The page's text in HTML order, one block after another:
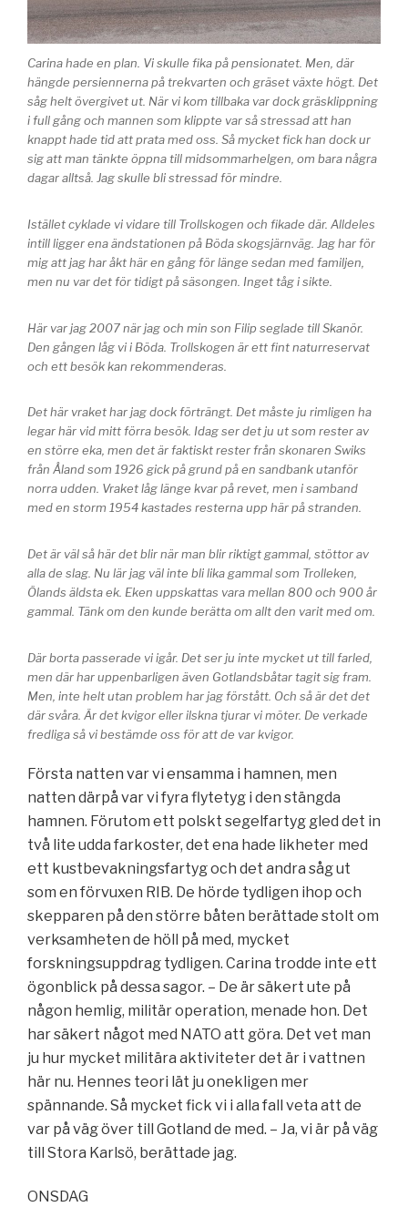
Carina hade en plan. Vi skulle fika på pensionatet. Men, där
hängde persiennerna på trekvarten och gräset växte högt. Det
såg helt övergivet ut. När vi kom tillbaka var dock gräsklippning
i full gång och mannen som klippte var så stressad att han
knappt hade tid att prata med oss. Så mycket fick han dock ur
sig att man tänkte öppna till midsommarhelgen, om bara några
dagar alltså. Jag skulle bli stressad för mindre.
Istället cyklade vi vidare till Trollskogen och fikade där. Alldeles
intill ligger ena ändstationen på Böda skogsjärnväg. Jag har för
mig att jag har åkt här en gång för länge sedan med familjen,
men nu var det för tidigt på säsongen. Inget tåg i sikte.
Här var jag 2007 när jag och min son Filip seglade till Skanör.
Den gången låg vi i Böda. Trollskogen är ett fint naturreservat
och ett besök kan rekommenderas.
Det här vraket har jag dock förträngt. Det måste ju rimligen ha
legar här vid mitt förra besök. Idag ser det ju ut som rester av
en större eka, men det är faktiskt rester från skonaren Swiks
från Åland som 1926 gick på grund på en sandbank utanför
norra udden. Vraket låg länge kvar på revet, men i samband
med en storm 1954 kastades resterna upp här på stranden.
Det är väl så här det blir när man blir riktigt gammal, stöttor av
alla de slag. Nu lär jag väl inte bli lika gammal som Trolleken,
Ölands äldsta ek. Eken uppskattas vara mellan 800 och 900 år
gammal. Tänk om den kunde berätta om allt den varit med om.
Där borta passerade vi igår. Det ser ju inte mycket ut till farled,
men där har uppenbarligen även Gotlandsbåtar tagit sig fram.
Men, inte helt utan problem har jag förstått. Och så är det det
där svåra. Är det kvigor eller ilskna tjurar vi möter. De verkade
fredliga så vi bestämde oss för att de var kvigor.
Första natten var vi ensamma i hamnen, men
natten därpå var vi fyra flytetyg i den stängda
hamnen. Förutom ett polskt segelfartyg gled det in
två lite udda farkoster, det ena hade likheter med
ett kustbevakningsfartyg och det andra såg ut
som en förvuxen RIB. De hörde tydligen ihop och
skepparen på den större båten berättade stolt om
verksamheten de höll på med, mycket
forskningsuppdrag tydligen. Carina trodde inte ett
ögonblick på dessa sagor. – De är säkert ute på
någon hemlig, militär operation, menade hon. Det
har säkert något med NATO att göra. Det vet man
ju hur mycket militära aktiviteter det är i vattnen
här nu. Hennes teori lät ju onekligen mer
spännande. Så mycket fick vi i alla fall veta att de
var på väg över till Gotland de med. – Ja, vi är på väg
till Stora Karlsö, berättade jag.
ONSDAG